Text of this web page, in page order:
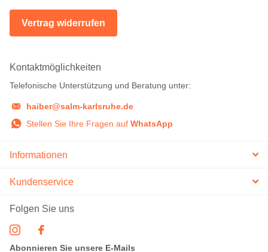
Vertrag widerrufen
Kontaktmöglichkeiten
Telefonische Unterstützung und Beratung unter:
haiber@salm-karlsruhe.de
Stellen Sie Ihre Fragen auf WhatsApp
Informationen
Kundenservice
Folgen Sie uns
Abonnieren Sie unsere E-Mails